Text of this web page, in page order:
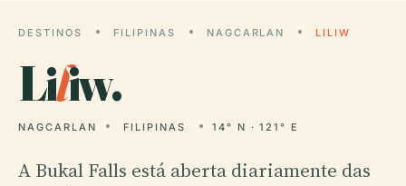
DESTINOS FILIPINAS NAGCARLAN LILIW
Liliw.
NAGCARLAN FILIPINAS 14° N · 121° E
A Bukal Falls está aberta diariamente das